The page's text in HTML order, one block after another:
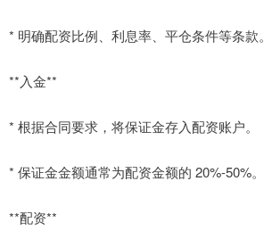
* 明确配资比例、利息率、平仓条件等条款。
**入金**
* 根据合同要求，将保证金存入配资账户。
* 保证金金额通常为配资金额的 20%-50%。
**配资**